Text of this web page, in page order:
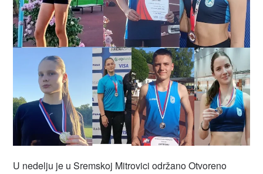
U nedelju je u Sremskoj Mitrovici održano Otvoreno